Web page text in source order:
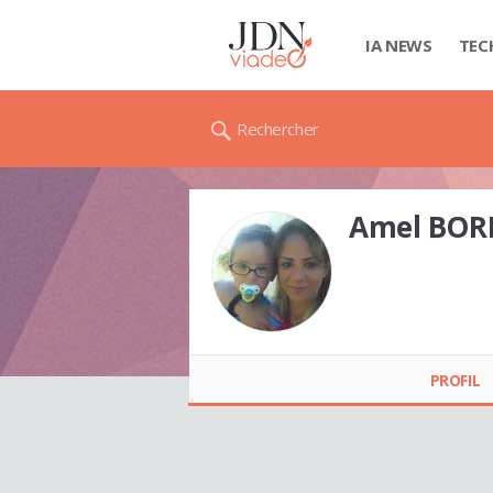
IA NEWS
Rechercher
Amel
PROFIL